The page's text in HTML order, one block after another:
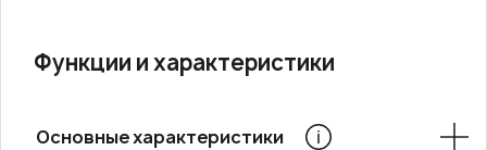
Функции и характеристики
Основные характеристики